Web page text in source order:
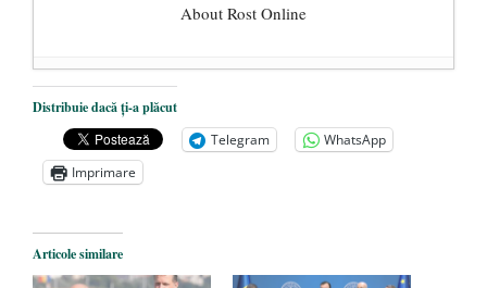
About Rost Online
Dezvăluiri cutremurătoare despre
președintele Ucrainei, Volodymyr
Zelensky
- 13 mai 2026
Statul care servește Națiunea
Legea Vexler produce efecte. Bustul
poetului Octavian Goga, înlăturat din Iași
Distribuie dacă ți-a plăcut
Telegram
WhatsApp
Imprimare
Articole similare